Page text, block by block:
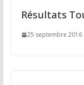
Résultats
25 septembre 2016